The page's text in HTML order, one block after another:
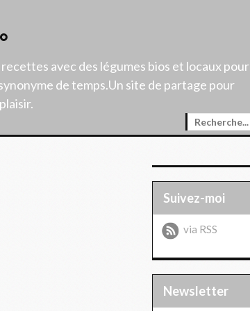
avec des légumes bios et locaux pour
de temps.Un site de partage pour
Suivez-moi
via RSS
Newsletter